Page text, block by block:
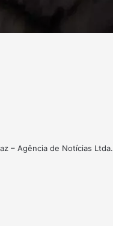
– Agência de Notícias Ltda.